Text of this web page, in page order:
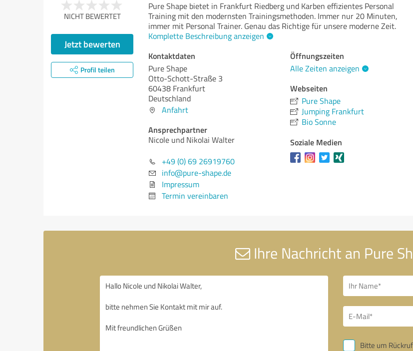
NICHT BEWERTET
Jetzt bewerten
Profil teilen
Pure Shape bietet in Frankfurt Riedberg und Karben effizientes Personal
Training mit den modernsten Trainingsmethoden. Immer nur 20 Minuten,
immer mit Personal Trainer. Genau das Richtige für unsere moderne Zeit.
Komplette Beschreibung anzeigen
Kontaktdaten
Pure Shape
Otto-Schott-Straße 3
60438 Frankfurt
Deutschland
Anfahrt
Ansprechpartner
Nicole und Nikolai Walter
+49 (0) 69 26919760
info@pure-shape.de
Impressum
Termin vereinbaren
Öffnungszeiten
Alle Zeiten anzeigen
Webseiten
Pure Shape
Jumping Frankfurt
Bio Sonne
Soziale Medien
Ihre Nachricht an Pure
Bitte um Rückruf